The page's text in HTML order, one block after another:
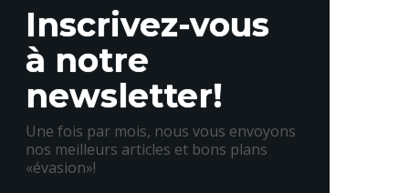
Inscrivez-vous
à notre
newsletter!
Une fois par mois, nous vous envoyons
nos meilleurs articles et bons plans
«évasion»!